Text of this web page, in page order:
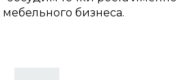
бизнеса.